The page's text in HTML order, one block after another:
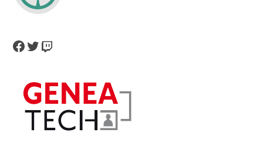
Facebook
TwitterTwitch